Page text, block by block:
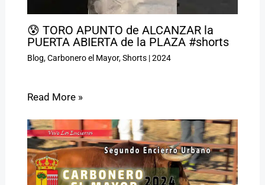
😰 TORO APUNTO de ALCANZAR la
PUERTA ABIERTA de la PLAZA #shorts
Blog,Carbonero el Mayor,Shorts|2024
Read More »